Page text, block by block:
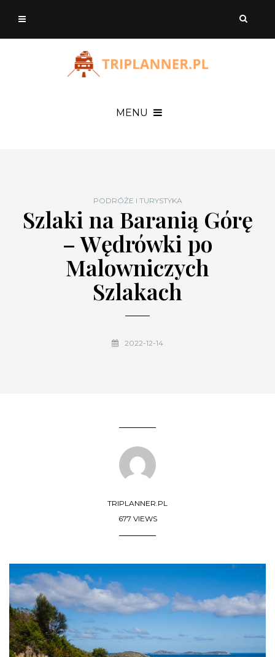
MENU
PODRÓŻE I TURYSTYKA
Szlaki na Baranią Górę
– Wędrówki po
Malowniczych
Szlakach
2022-12-14
TRIPLANNER.PL
677 VIEWS